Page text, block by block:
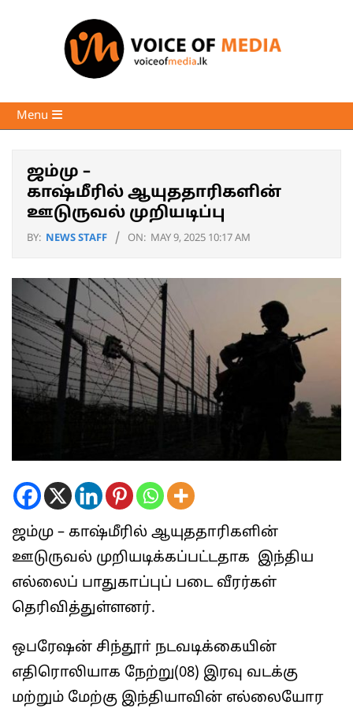
Voice
of
Primary
Navigation
Menu
ஜம்மு –
காஷ்மீரில் ஆயுததாரிகளின்
ஊடுருவல் முறியடிப்பு
BY: NEWS STAFF ON: MAY 9, 2025 10:17 AM
ஜம்மு – காஷ்மீரில் ஆயுததாரிகளின்
ஊடுருவல் முறியடிக்கப்பட்டதாக இந்திய
எல்லைப் பாதுகாப்புப் படை வீரர்கள்
தெரிவித்துள்ளனர்.
ஒபரேஷன் சிந்தூா் நடவடிக்கையின்
எதிரொலியாக நேற்று(08) இரவு வடக்கு
மற்றும் மேற்கு இந்தியாவின் எல்லையோர